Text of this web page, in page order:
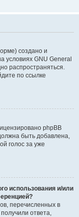
создано и
условиях GNU General
распространяться.
по ссылке
phpBB
быть добавлена,
голос за уже
использования и/или
перечисленных в
ответа,